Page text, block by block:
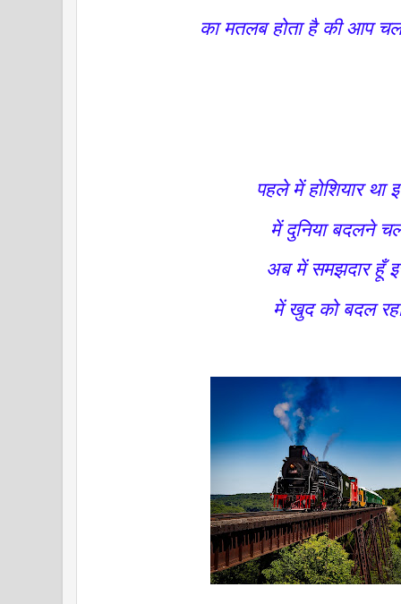
का मतलब होता है की आप
पहले में होशियार था
में दुनिया बदलने
अब में समझदार हूँ
में खुद को बदल